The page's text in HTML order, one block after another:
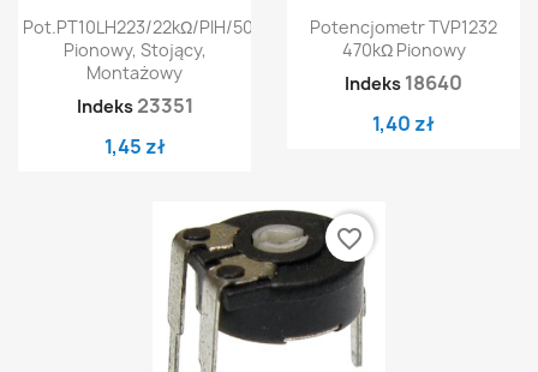
Pot.PT10LH223/22kΩ/PIH/500
Pionowy, Stojący,
Montażowy
Indeks 23351
1,45 zł
Potencjometr TVP1232
470kΩ Pionowy
Indeks 18640
1,40 zł
favorite_border